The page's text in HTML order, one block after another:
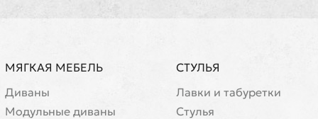
МЯГКАЯ МЕБЕЛЬ
Диваны
Модульные диваны
СТУЛЬЯ
Лавки и табуретки
Стулья